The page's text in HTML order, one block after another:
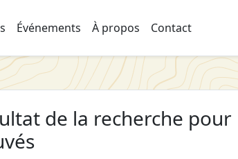
Événements À propos Contact
de la recherche pour